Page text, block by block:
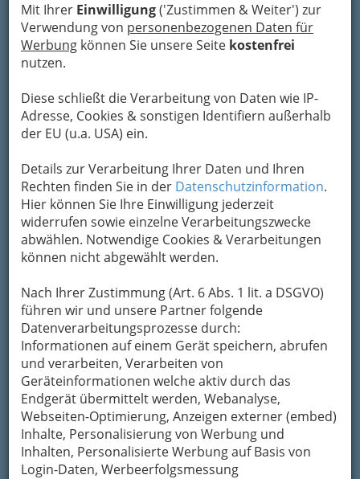
Mit Ihrer Einwilligung('Zustimmen & Weiter') zur
Verwendung von personenbezogenen Daten für
Werbung können Sie unsere Seite kostenfrei
nutzen.
Diese schließt die Verarbeitung von Daten wie IP-
Adresse, Cookies & sonstigen Identifiern außerhalb
der EU (u.a. USA) ein.
Details zur Verarbeitung Ihrer Daten und Ihren
Rechten finden Sie in der Datenschutzinformation.
Hier können Sie Ihre Einwilligung jederzeit
widerrufen sowie einzelne Verarbeitungszwecke
abwählen. Notwendige Cookies & Verarbeitungen
können nicht abgewählt werden.
Nach Ihrer Zustimmung (Art. 6 Abs. 1 lit. a DSGVO)
führen wir und unsere Partner folgende
Datenverarbeitungsprozesse durch:
Informationen auf einem Gerät speichern, abrufen
und verarbeiten, Verarbeiten von
Geräteinformationen welche aktiv durch das
Endgerät übermittelt werden, Webanalyse,
Webseiten-Optimierung, Anzeigen externer (embed)
Inhalte, Personalisierung von Werbung und
Inhalten, Personalisierte Werbung auf Basis von
Login-Daten, Werbeerfolgsmessung
Karte
Adresse mit Google Maps anschauen
Kontaktaufnahme
Um die Info-Graz Firmenvor Spam-Mails zu
bewahren, verwenden wir an dieser Stelle zur
Übermittlung Ihrer Nachricht ein sicheres
Formular. Ihre Nachricht wird nach dem
Absenden umgehend per Mail an das
Ing. Dr.techn. weitergeleitet.
Mein Name
Meine Email Adresse
Mein Betreff